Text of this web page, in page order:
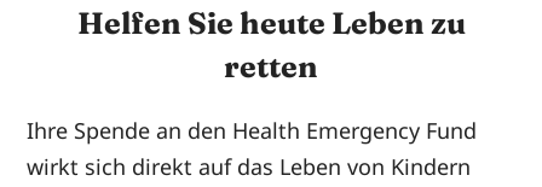
Helfen Sie heute Leben zu
retten
Ihre Spende an den Health Emergency Fund
wirkt sich direkt auf das Leben von Kindern